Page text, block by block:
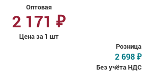
Оптовая
2 171 ₽
Цена за 1 шт
Розница
2 698 ₽
Без учёта НДС